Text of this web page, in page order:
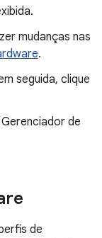
mudanças nas
.
seguida, clique
de
de